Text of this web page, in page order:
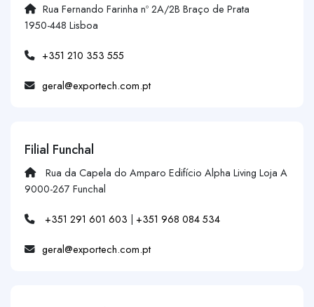
Rua Fernando Farinha nº 2A/2B Braço de Prata
1950-448 Lisboa
+351 210 353 555
geral@exportech.com.pt
Filial Funchal
Rua da Capela do Amparo Edifício Alpha Living Loja A
9000-267 Funchal
+351 291 601 603 | +351 968 084 534
geral@exportech.com.pt